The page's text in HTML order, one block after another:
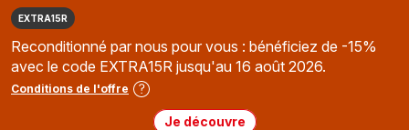
EXTRA15R
Reconditionné par nous pour vous : bénéficiez de -15%
avec le code EXTRA15R jusqu'au 16 août 2026.
Conditions de l'offre
Je découvre